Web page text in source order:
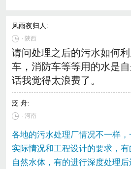
风雨夜归人:
∙ 陕西
请问处理之后的污水如何
车，消防车等等用的水是
话我觉得太浪费了。
泛 舟:
∙ 河南
各地的污水处理厂情况不一样
实际情况和工程设计的要求，
自然水体，有的进行深度处理